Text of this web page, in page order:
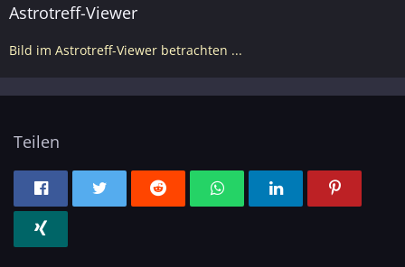
Astrotreff-Viewer
Bild im Astrotreff-Viewer betrachten ...
Teilen